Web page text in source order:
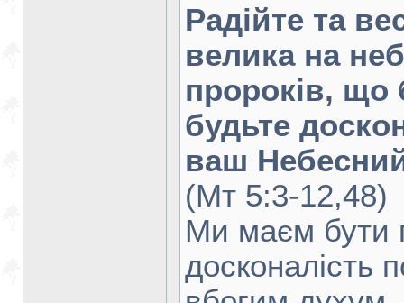
Радійте та
велика на
пророків,
будьте
ваш
(Мт 5:3-12,48)
Ми маєм бути
досконалість